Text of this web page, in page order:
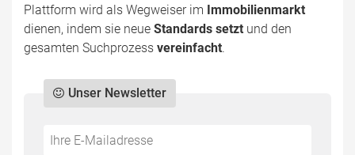
Plattform wird als Wegweiser im Immobilienmarkt
dienen, indem sie neue Standards setzt und den
gesamten Suchprozess vereinfacht.
Do
Unser Newsletter
*Ihre